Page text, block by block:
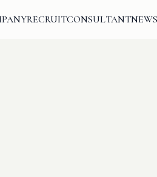
RECRUITCONSULTANTNEWS